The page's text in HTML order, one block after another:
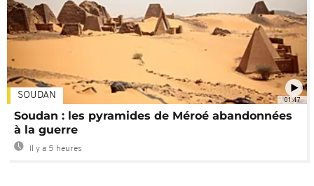
01:47
SOUDAN
Soudan : les pyramides de Méroé abandonnées
à la guerre
Il y a 5 heures